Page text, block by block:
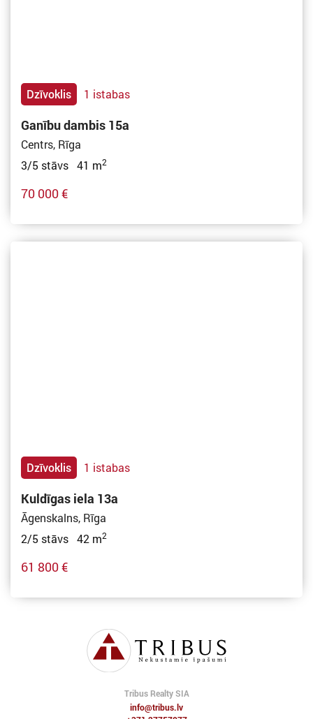
Dzīvoklis 1 istabas
Ganību dambis 15a
Centrs, Rīga
3/5 stāvs 41 m2
70 000 €
Dzīvoklis 1 istabas
Kuldīgas iela 13a
Āgenskalns, Rīga
2/5 stāvs 42 m2
61 800 €
Tribus Realty SIA
info@tribus.lv